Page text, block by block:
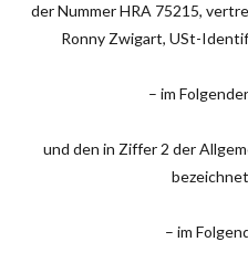
der Nummer HRA 75215,
Ronny Zwigart, USt-
– im
und den in Ziffer 2 der
– im